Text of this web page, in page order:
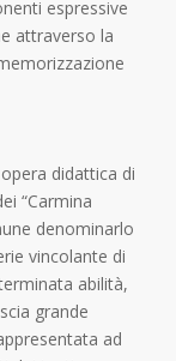
espressive
attraverso la
didattica di
“Carmina
denominarlo
vincolante di
abilità,
grande
ad